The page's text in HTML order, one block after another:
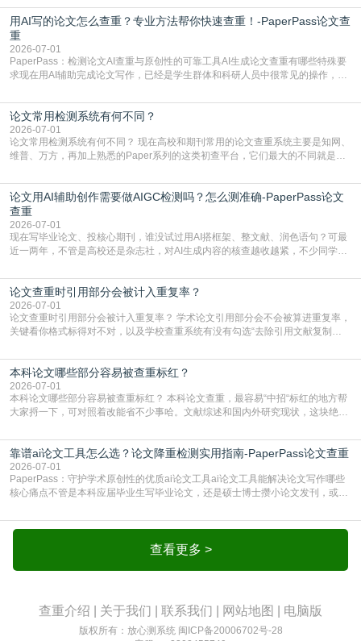
实际情况和大家想的不太一样。AI训练依赖海量公开学术文献、网络内容，生成
内容本质是按照语义概率拼接已有内容，很容易和已发布的作品撞重复，甚至会
直接引用整段已有内容，所以查重率偏高是
用AI写的论文怎么查重？专业方法帮你快速查重！-PaperPass论文查
重
2026-07-01
PaperPass：检测论文AI查重与原创性的可靠工具AI生成论文查重有哪些特殊要
求现在用AI辅助完成论文写作，已经是学生群体和科研人员中很常见的操作，不
但很多人忽略了，AI生成的内容天生带有重复风险——训练AI的数据集本身就包
含大量已公开的学术内容、网络原创内容，AI输出内容时很容易无意识拼接出重
复片
论文常用检测系统有何不同？
2026-07-01
论文常用检测系统有何不同？ 现在高校和期刊常用的论文查重系统主要是知网、
维普、万方，再加上熟悉的Paper系列的这类初查平台，它们最大的不同就是数
查数值误导。知网（CNKI）是学校定稿检测的绝对主流。本科用PMLC，含大学
生联合比对库，能比历届学长论文，硕博用VIP/TMLC，含学术论文联合比对
库，期刊投稿用AMLMC/SML
论文用AI辅助创作需要做AIGC检测吗？怎么测准确-PaperPass论文
查重
2026-07-01
现在写毕业论文、投核心期刊，谁没试过用AI搭框架、整文献、润色语句？可最
近一两年，不管是高校还是杂志社，对AI生成内容的核查越收越紧，不少同学投
真的太亏。提前做AIGC检测，已经成了很多过来人交稿前必做的一步。为什么
AIGC检测成了论文答辩投稿前的必备项？可能还有不少人觉得，我就用AI搭了个
框架，内容都是自己写的，至于做AIG
论文查重时引用部分会被计入重复率？
2026-07-01
论文查重时引用部分会被计入重复率？ 学术论文引用部分会不会被算进重复率，
关键看你格式标得对不对，以及学校查重系统有没有勾选“去除引用文献复制
独占一行，每条文献用[1][2]方括号编号、与正文一一对应，著录项符合GB/T
7714（作者、题名、刊名、年、卷期、页码齐全，标点用半角）；查重系统识别
成功后通常把这段标为引用，
本科论文哪些部分容易被查重标红？
2026-07-01
本科论文哪些部分容易被查重标红？ 本科论文查重，最容易“中招“标红的地方帮
大家捋一下，可对照着改能省不少事哈。文献综述和国内外研究现状，这块绝对
乎一模一样的话，你要是直接复制百度百科、教材或别人写好的综述段落，系统
一抓一个准，整段飘红。研究背景、意义和方法描述也是不可避免，比如“本文采
用问卷调查法““运用SPSS软件进行数据分
靠谱ai论文工具怎么选？论文降重检测实用指南-PaperPass论文查重
2026-07-01
PaperPass：守护学术原创性的优质ai论文工具ai论文工具能解决论文写作哪些
核心痛点不管是本科应届毕业生写毕业论文，还是硕士博士攒小论文发刊，或是
自己逐句读逐句改，熬好几个大夜不说，还经常改不到点上，交上去才发现重复
率超标，再返工太折腾。现在有了成熟的ai论文工具，这些痛点基本都能高效解
决。靠谱的ai论文工具，不止能帮你梳查看更多 >
查重介绍 关于我们 联系我们 网站地图 电脑版
版权所有：放心测系统 闽ICP备20006702号-28